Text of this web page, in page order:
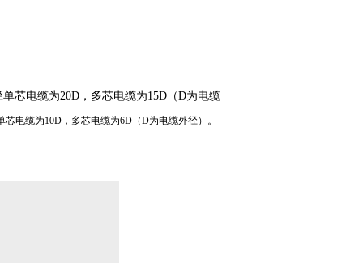
芯电缆为20D，多芯电缆为15D（D为电缆
电缆为10D，多芯电缆为6D（D为电缆外径）。